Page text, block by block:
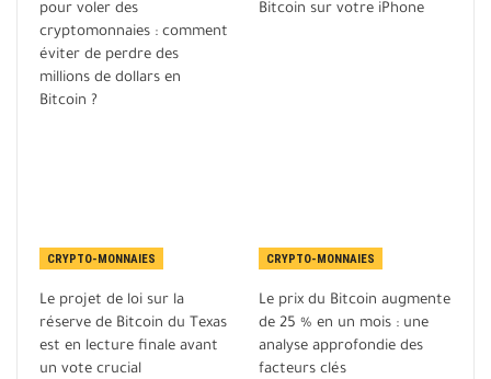
pour voler des
cryptomonnaies : comment
éviter de perdre des
millions de dollars en
Bitcoin ?
Bitcoin sur votre iPhone
CRYPTO-MONNAIES
Le projet de loi sur la
réserve de Bitcoin du Texas
est en lecture finale avant
un vote crucial
CRYPTO-MONNAIES
Le prix du Bitcoin augmente
de 25 % en un mois : une
analyse approfondie des
facteurs clés